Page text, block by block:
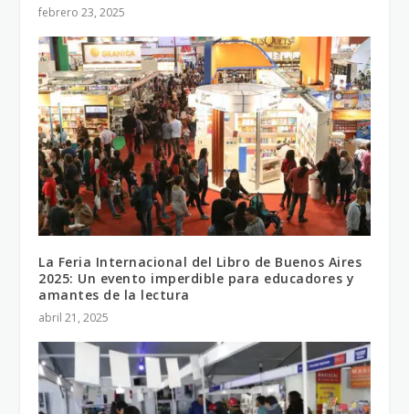
febrero 23, 2025
La Feria Internacional del Libro de Buenos Aires
2025: Un evento imperdible para educadores y
amantes de la lectura
abril 21, 2025